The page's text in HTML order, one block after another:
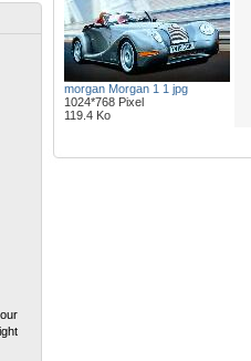
morgan Morgan 1 1 jpg
1024*768 Pixel
119.4 Ko